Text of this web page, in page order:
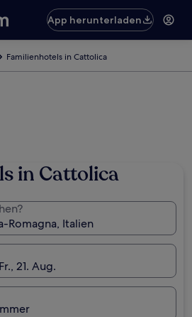
App herunterladen
Familienhotels in Cattolica
in Cattolica
Romagna, Italien
21. Aug.